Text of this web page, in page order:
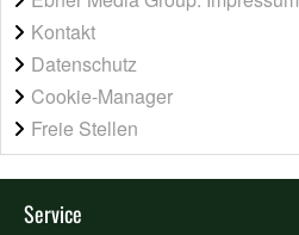
Kontakt
Datenschutz
Cookie-Manager
Freie Stellen
Service